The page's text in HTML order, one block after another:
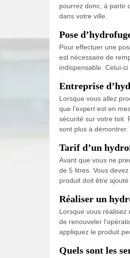
pourrez donc, à partir
dans votre ville.
Pose
Pour effectuer une
est nécessaire de
indispensable. Celui-
Entreprise
Lorsque vous allez
que l’expert est en
sécurité sur votre toit.
sont plus à démontrer.
Tarif d’un
Avant que vous ne
de 5 litres. Vous
produit doit être
Réaliser un
Lorsque vous réalisez
de renouveler
appliquez le produit
Quels sont les